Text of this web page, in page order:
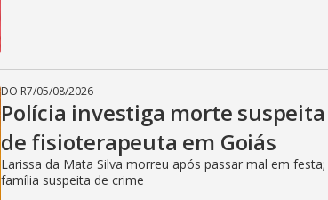
DO R7/05/08/2026
Polícia investiga morte suspeita
de fisioterapeuta em Goiás
Larissa da Mata Silva morreu após passar mal em festa;
família suspeita de crime